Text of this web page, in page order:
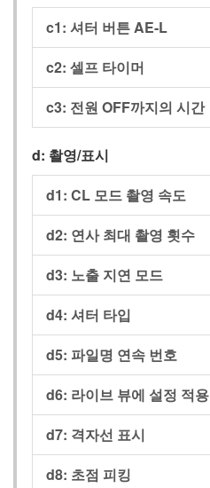
c1: 셔터 버튼 AE‑L
c2: 셀프 타이머
c3: 전원 OFF까지의 시간
d: 촬영/표시
d1: CL 모드 촬영 속도
d2: 연사 최대 촬영 횟수
d3: 노출 지연 모드
d4: 셔터 타입
d5: 파일명 연속 번호
d6: 라이브 뷰에 설정 적용
d7: 격자선 표시
d8: 초점 피킹